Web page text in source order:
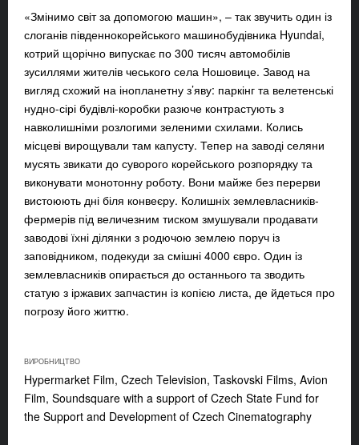
«Змінимо світ за допомогою машин», – так звучить один із
слоганів південнокорейського машинобудівника Hyundai,
котрий щорічно випускає по 300 тисяч автомобілів
зусиллями жителів чеського села Ношовице. Завод на
вигляд схожий на інопланетну з’яву: паркінг та велетенські
нудно-сірі будівлі-коробки разюче контрастують з
навколишніми розлогими зеленими схилами. Колись
місцеві вирощували там капусту. Тепер на заводі селяни
мусять звикати до суворого корейського розпорядку та
виконувати монотонну роботу. Вони майже без перерви
вистоюють дні біля конвеєру. Колишніх землевласників-
фермерів під величезним тиском змушували продавати
заводові їхні ділянки з родючою землею поруч із
заповідником, подекуди за смішні 4000 євро. Один із
землевласників опирається до останнього та зводить
статую з іржавих запчастин із копією листа, де йдеться про
погрозу його життю.
ВИРОБНИЦТВО
Hypermarket Film, Czech Television, Taskovski Films, Avion
Film, Soundsquare with a support of Czech State Fund for
the Support and Development of Czech Cinematography